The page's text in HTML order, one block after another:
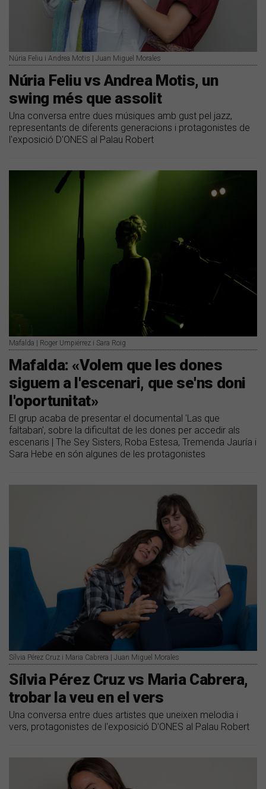
Núria Feliu i Andrea Motis | Juan Miguel Morales
Núria Feliu vs Andrea Motis, un
swing més que assolit
Una conversa entre dues músiques amb gust pel jazz,
representants de diferents generacions i protagonistes de
l'exposició D'ONES al Palau Robert
Mafalda | Roger Umpiérrez i Sara Roig
Mafalda: «Volem que les dones
siguem a l'escenari, que se'ns doni
l'oportunitat»
El grup acaba de presentar el documental 'Las que
faltaban', sobre la dificultat de les dones per accedir als
escenaris | The Sey Sisters, Roba Estesa, Tremenda Jauría i
Sara Hebe en són algunes de les protagonistes
Sílvia Pérez Cruz i Maria Cabrera | Juan Miguel Morales
Sílvia Pérez Cruz vs Maria Cabrera,
trobar la veu en el vers
Una conversa entre dues artistes que uneixen melodia i
vers, protagonistes de l'exposició D'ONES al Palau Robert